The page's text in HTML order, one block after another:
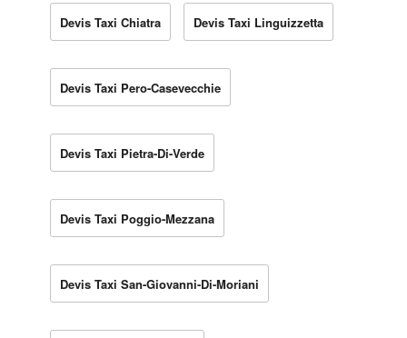
Devis Taxi Chiatra Devis Taxi Linguizzetta
Devis Taxi Pero-Casevecchie
Devis Taxi Pietra-Di-Verde
Devis Taxi Poggio-Mezzana
Devis Taxi San-Giovanni-Di-Moriani